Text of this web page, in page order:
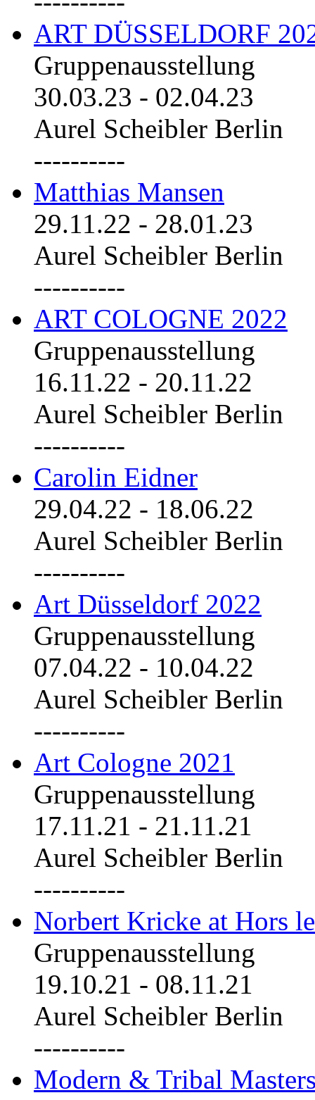
ART DÜSSELDORF
Gruppenausstellung
30.03.23 - 02.04.23
Aurel Scheibler Berlin
----------
Matthias Mansen
29.11.22 - 28.01.23
Aurel Scheibler Berlin
----------
ART COLOGNE 2022
Gruppenausstellung
16.11.22 - 20.11.22
Aurel Scheibler Berlin
----------
Carolin Eidner
29.04.22 - 18.06.22
Aurel Scheibler Berlin
----------
Art Düsseldorf 2022
Gruppenausstellung
07.04.22 - 10.04.22
Aurel Scheibler Berlin
----------
Art Cologne 2021
Gruppenausstellung
17.11.21 - 21.11.21
Aurel Scheibler Berlin
----------
Norbert Kricke at Hors
Gruppenausstellung
19.10.21 - 08.11.21
Aurel Scheibler Berlin
----------
Modern & Tribal